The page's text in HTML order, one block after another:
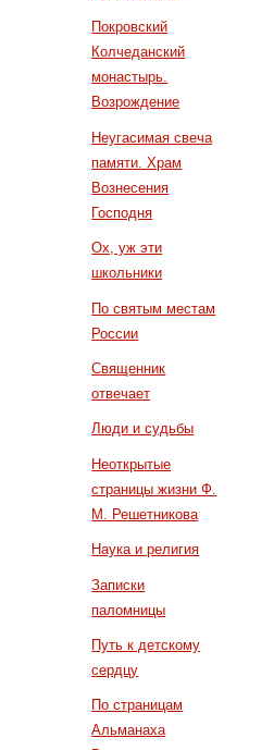
Покровский
Колчеданский
монастырь.
Возрождение
Неугасимая свеча
памяти. Храм
Вознесения
Господня
Ох, уж эти
школьники
По святым местам
России
Священник
отвечает
Люди и судьбы
Неоткрытые
страницы жизни Ф.
М. Решетникова
Наука и религия
Записки
паломницы
Путь к детскому
сердцу
По страницам
Альманаха